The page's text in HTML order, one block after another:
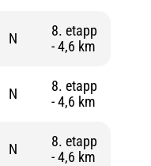
N
8. etapp
- 4,6 km
N
8. etapp
- 4,6 km
N
8. etapp
- 4,6 km